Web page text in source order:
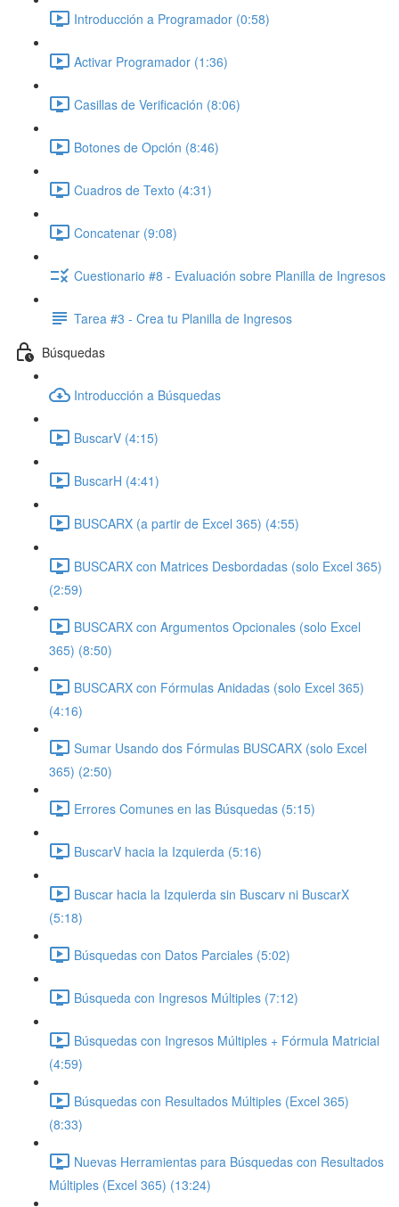
Introducción a Programador (0:58)
Activar Programador (1:36)
Casillas de Verificación (8:06)
Botones de Opción (8:46)
Cuadros de Texto (4:31)
Concatenar (9:08)
Cuestionario #8 - Evaluación sobre Planilla de Ingresos
Tarea #3 - Crea tu Planilla de Ingresos
Búsquedas
Introducción a Búsquedas
BuscarV (4:15)
BuscarH (4:41)
BUSCARX (a partir de Excel 365) (4:55)
BUSCARX con Matrices Desbordadas (solo Excel 365)
(2:59)
BUSCARX con Argumentos Opcionales (solo Excel
365) (8:50)
BUSCARX con Fórmulas Anidadas (solo Excel 365)
(4:16)
Sumar Usando dos Fórmulas BUSCARX (solo Excel
365) (2:50)
Errores Comunes en las Búsquedas (5:15)
BuscarV hacia la Izquierda (5:16)
Buscar hacia la Izquierda sin Buscarv ni BuscarX
(5:18)
Búsquedas con Datos Parciales (5:02)
Búsqueda con Ingresos Múltiples (7:12)
Búsquedas con Ingresos Múltiples + Fórmula Matricial
(4:59)
Búsquedas con Resultados Múltiples (Excel 365)
(8:33)
Nuevas Herramientas para Búsquedas con Resultados
Múltiples (Excel 365) (13:24)